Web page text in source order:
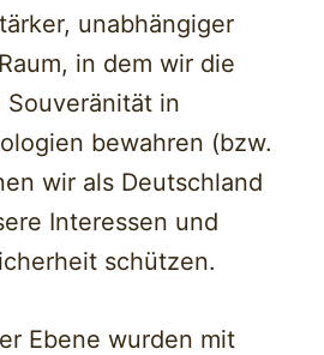
unabhängiger
in dem wir die
in
bewahren (bzw.
wir als Deutschland
Interessen und
schützen.
Ebene wurden mit